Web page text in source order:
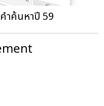
ำค้นหาปี 59